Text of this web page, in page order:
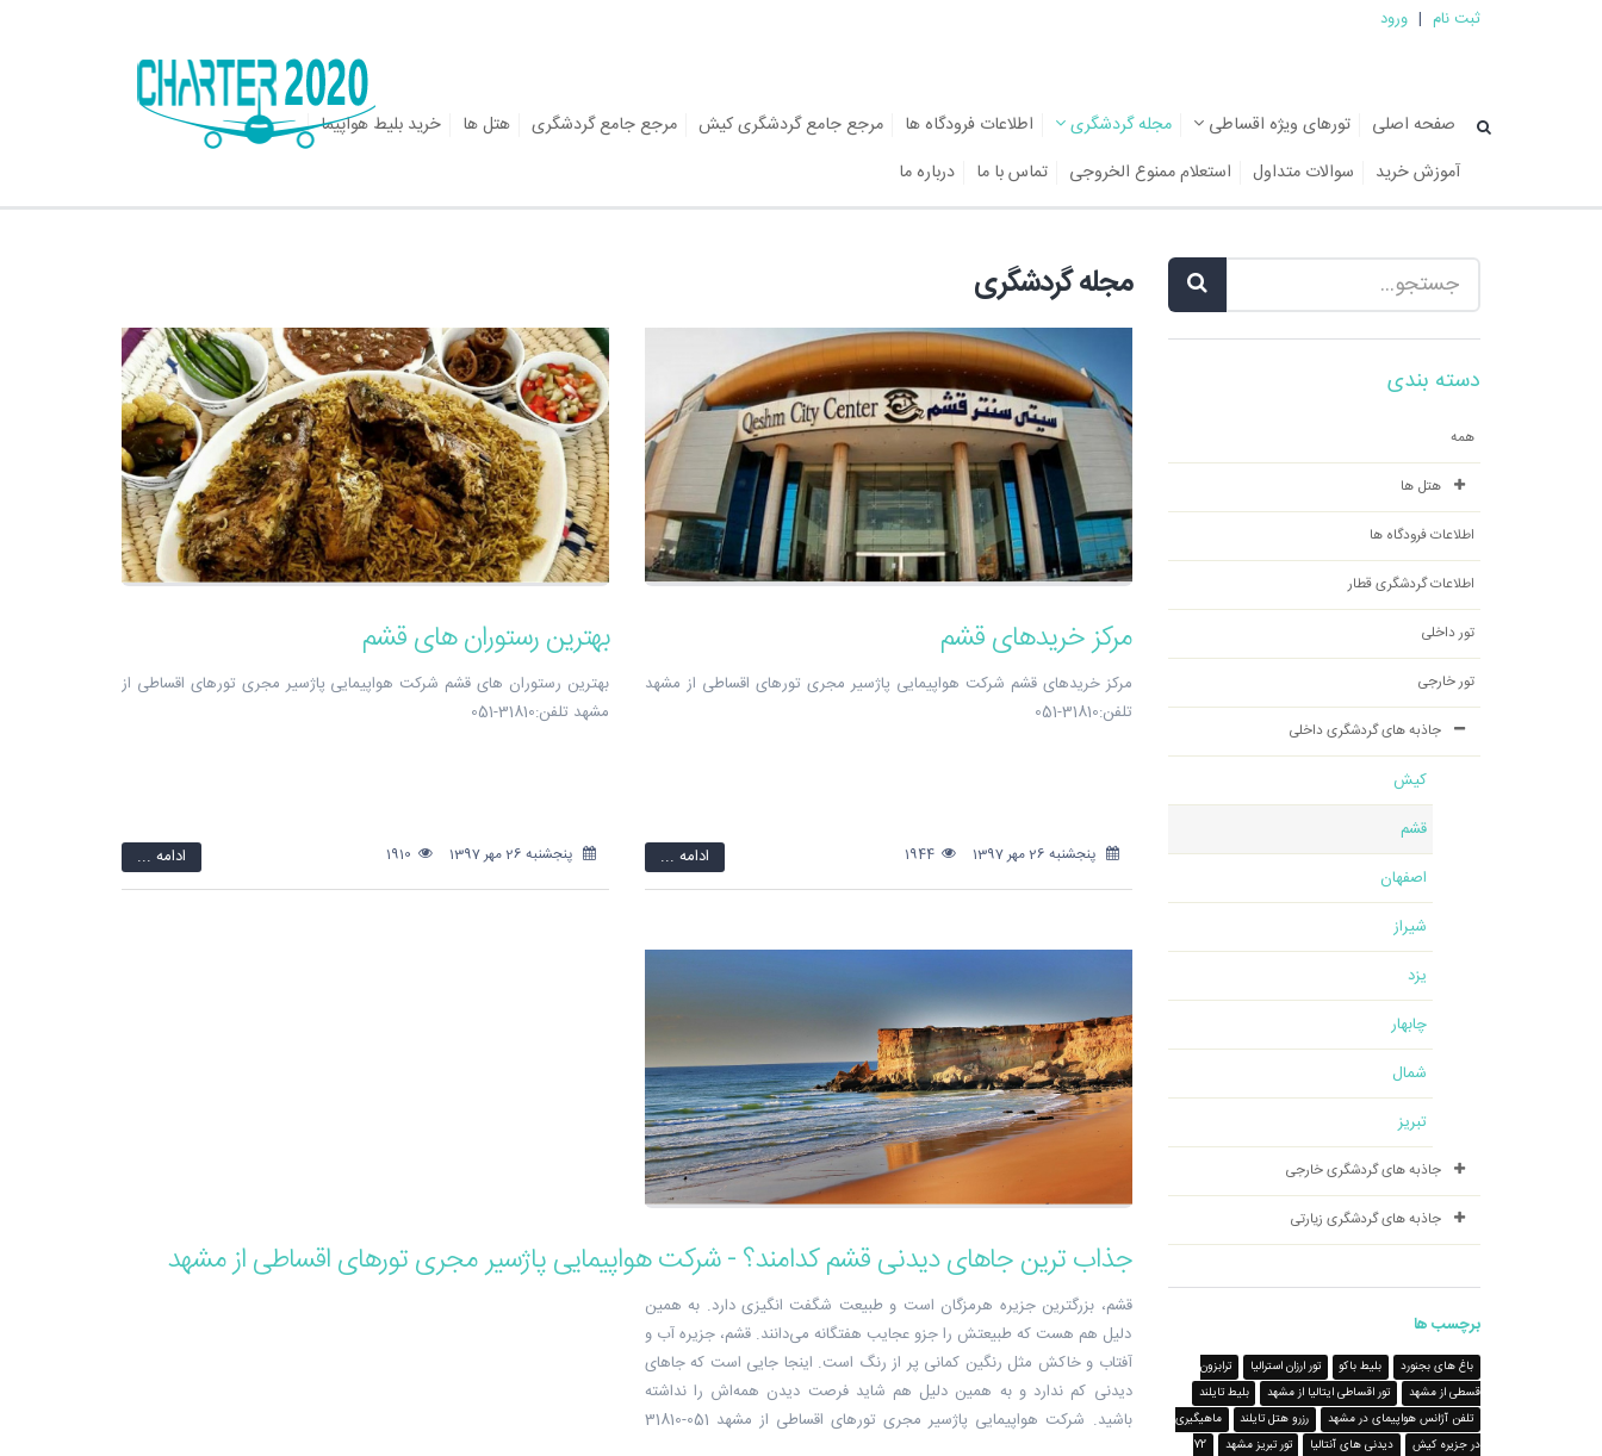
ثبت نام | ورود
صفحه اصلی تورهای ویژه اقساطی مجله گردشگری اطلاعات فرودگاه ها مرجع جامع گردشگری کیش مرجع جامع گردشگری هتل ها
خرید بلیط هواپیما
آموزش خرید
سوالات متداول استعلام ممنوع الخروجی تماس با ما درباره ما
دسته بندی
همه
هتل ها
اطلاعات فرودگاه ها
اطلاعات گردشگری قطار
تور داخلی
تور خارجی
جاذبه های گردشگری داخلی
کیش
قشم
اصفهان
شیراز
یزد
چابهار
شمال
تبریز
جاذبه های گردشگری خارجی
جاذبه های گردشگری زیارتی
برچسب ها
باغ های بجنورد بلیط باکو تور ارزان استرالیا
ترابزون
قسطی از مشهد
تور اقساطی ایتالیا از مشهد
بلیط تایلند
تلفن آژانس هواپیمای در مشهد
رزرو هتل تایلند
ماهیگیری
در جزیره کیش
دیدنی های آنتالیا تور تبریز مشهد
72
مجله گردشگری
مرکز خریدهای قشم
مرکز خریدهای قشم شرکت هواپیمایی پاژسیر مجری تورهای اقساطی از مشهد
تلفن:31810-051
پنجشنبه 26 مهر 1397 1944 ادامه ...
بهترین رستوران های قشم
بهترین رستوران های قشم شرکت هواپیمایی پاژسیر مجری تورهای اقساطی از
مشهد تلفن:31810-051
پنجشنبه 26 مهر 1397 ادامه ...
جذاب ترین جاهای دیدنی قشم کدامند؟ - شرکت هواپیمایی پاژسیر مجری تورهای اقساطی از مشهد
قشم، بزرگترین جزیره هرمزگان است و طبیعت شگفت انگیزی دارد. به همین
دلیل هم هست که طبیعتش را جزو عجایب هفتگانه می‌دانند. قشم، جزیره آب و
آفتاب و خاکش مثل رنگین کمانی پر از رنگ است. اینجا جایی است که جاهای
دیدنی کم ندارد و به همین دلیل هم شاید فرصت دیدن همه‌اش را نداشته
باشید. شرکت هواپیمایی پاژسیر مجری تورهای اقساطی از مشهد 051-31810